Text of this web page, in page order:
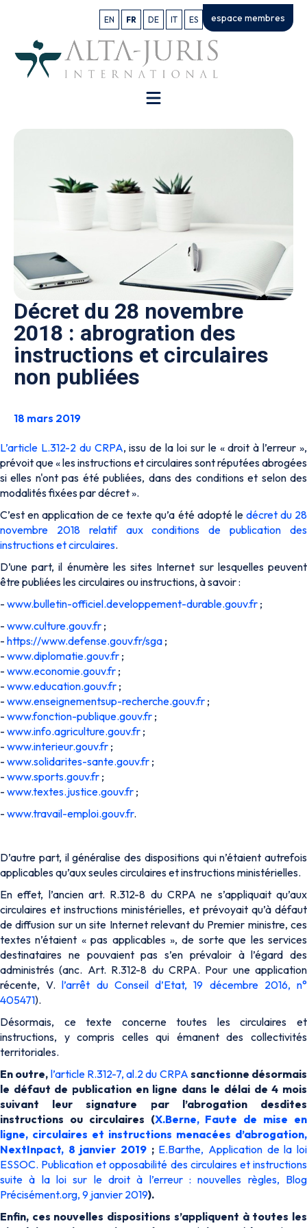
EN FR DE IT ES espace membres
Décret du 28 novembre
2018 : abrogration des
instructions et circulaires
non publiées
18 mars 2019
L’article L.312-2 du CRPA, issu de la loi sur le «droit à l’erreur »,
prévoit que «les instructions et circulaires sont réputées abrogées
si elles n'ont pas été publiées, dans des conditions et selon des
modalités fixées par décret».
C’est en application de ce texte qu’a été adopté le décret du 28
novembre 2018 relatif aux conditions de publication des
instructions et circulaires.
D’une part, il énumère les sites Internet sur lesquelles peuvent
être publiées les circulaires ou instructions, à savoir :
- www.bulletin-officiel.developpement-durable.gouv.fr ;
- www.culture.gouv.fr ;
- https://www.defense.gouv.fr/sga ;
- www.diplomatie.gouv.fr ;
- www.economie.gouv.fr ;
- www.education.gouv.fr ;
- www.enseignementsup-recherche.gouv.fr ;
- www.fonction-publique.gouv.fr ;
- www.info.agriculture.gouv.fr ;
- www.interieur.gouv.fr ;
- www.solidarites-sante.gouv.fr ;
- www.sports.gouv.fr ;
- www.textes.justice.gouv.fr ;
- www.travail-emploi.gouv.fr.
D’autre part, il généralise des dispositions qui n’étaient autrefois
applicables qu’aux seules circulaires et instructions ministérielles.
En effet, l’ancien art. R.312-8 du CRPA ne s’appliquait qu’aux
circulaires et instructions ministérielles, et prévoyait qu’à défaut
de diffusion sur un site Internet relevant du Premier ministre, ces
textes n’étaient «pas applicables», de sorte que les services
destinataires ne pouvaient pas s’en prévaloir à l’égard des
administrés (anc. Art. R.312-8 du CRPA. Pour une application
récente, V.l’arrêt du Conseil d’Etat, 19 décembre 2016, n°
405471).
Désormais, ce texte concerne toutes les circulaires et
instructions, y compris celles qui émanent des collectivités
territoriales.
En outre, l’article R.312-7, al.2 du CRPA sanctionne désormais
le défaut de publication en ligne dans le délai de 4 mois
suivant leur signature par l’abrogation desdites
instructions ou circulaires (X.Berne, Faute de mise en
ligne, circulaires et instructions menacées d’abrogation,
NextInpact, 8 janvier 2019 ; E.Barthe, Application de la loi
ESSOC. Publication et opposabilité des circulaires et instructions
suite à la loi sur le droit à l’erreur : nouvelles règles, Blog
Précisément.org, 9 janvier 2019).
Enfin, ces nouvelles dispositions s’appliquent à toutes les